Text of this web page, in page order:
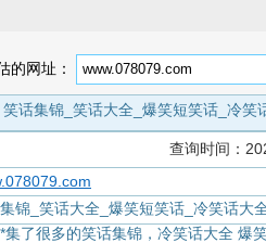
的网址：
笑话集锦_笑话大全_爆笑短笑话_冷笑
查询时间：
锦_笑话大全_爆笑短笑话_冷笑话大
集了很多的笑话集锦，冷笑话大全 爆